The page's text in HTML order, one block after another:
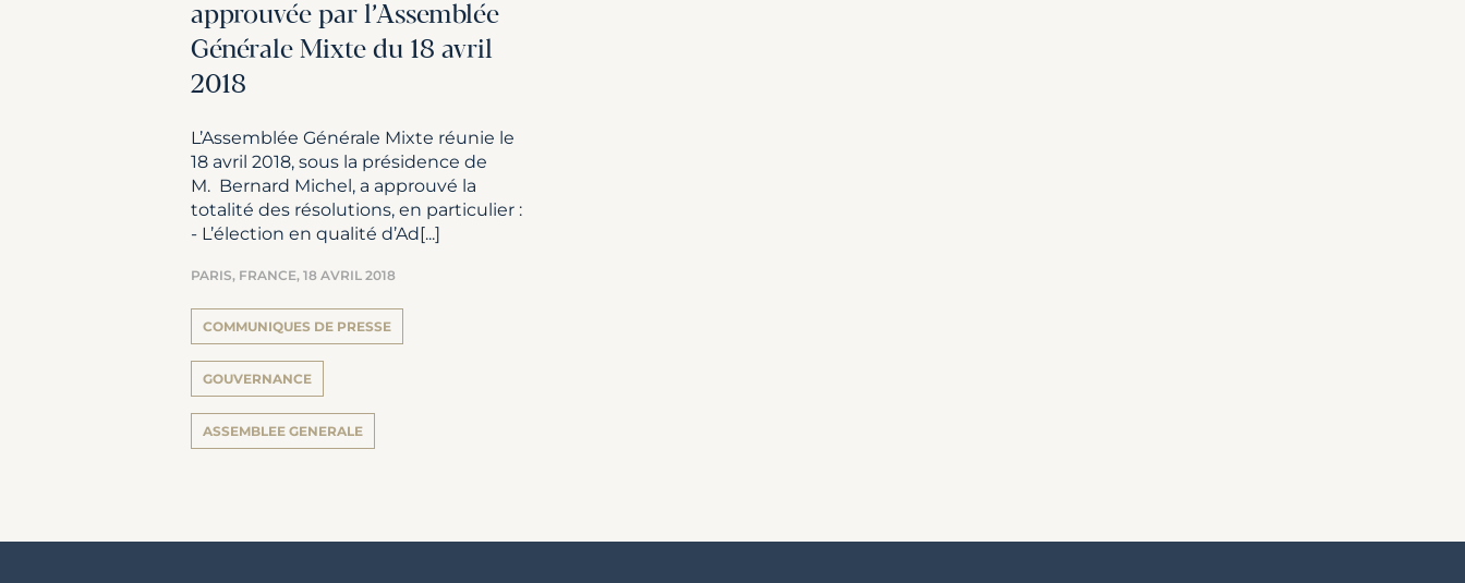
approuvée par l’Assemblée
Générale Mixte du 18 avril
2018
L’Assemblée Générale Mixte réunie le
18 avril 2018, sous la présidence de
M. Bernard Michel, a approuvé la
totalité des résolutions, en particulier :
- L’élection en qualité d’Ad[...]
PARIS, FRANCE, 18 AVRIL 2018
COMMUNIQUES DE PRESSE
GOUVERNANCE
ASSEMBLEE GENERALE